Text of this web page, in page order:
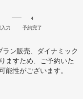
力
4
予約完了
ン販売、ダイナミック
ますため、ご予約いた
性がございます。